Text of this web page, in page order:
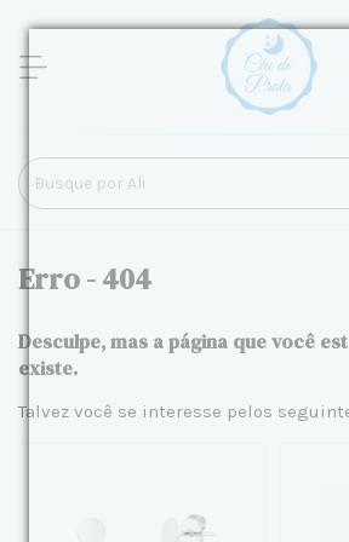
Erro - 404
Desculpe, mas a página que você
existe.
Talvez você se interesse pelos